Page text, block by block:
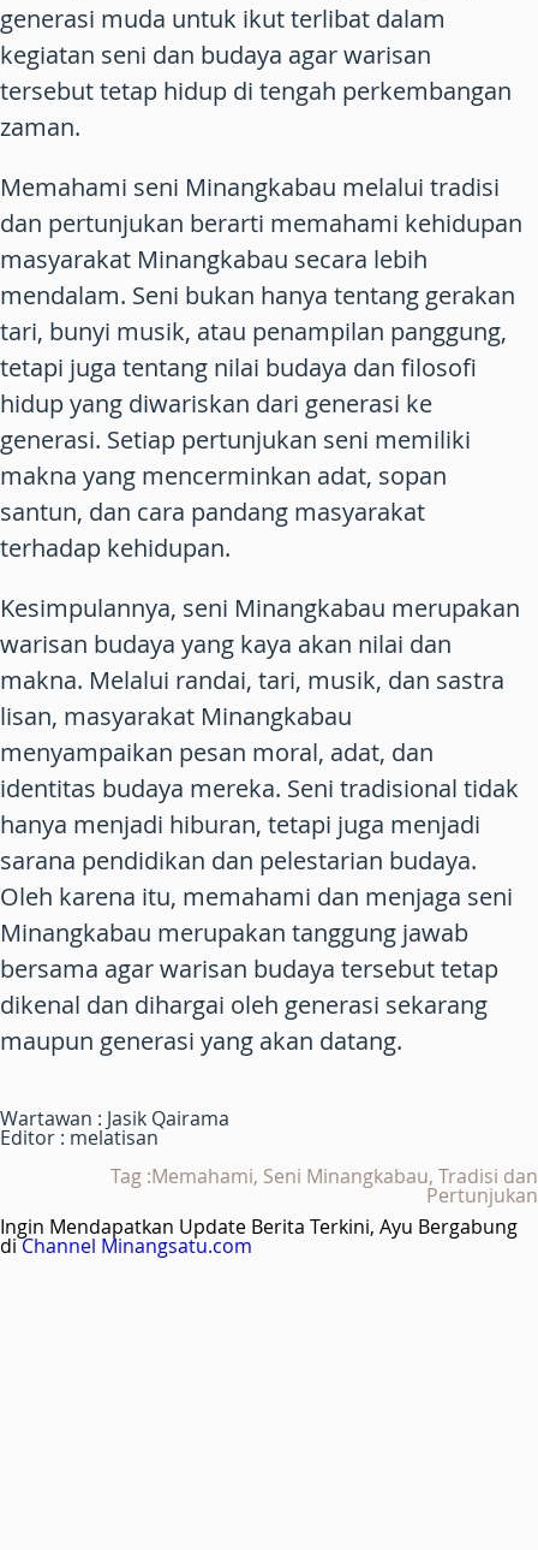
generasi muda untuk ikut terlibat dalam
kegiatan seni dan budaya agar warisan
tersebut tetap hidup di tengah perkembangan
zaman.
Memahami seni Minangkabau melalui tradisi
dan pertunjukan berarti memahami kehidupan
masyarakat Minangkabau secara lebih
mendalam. Seni bukan hanya tentang gerakan
tari, bunyi musik, atau penampilan panggung,
tetapi juga tentang nilai budaya dan filosofi
hidup yang diwariskan dari generasi ke
generasi. Setiap pertunjukan seni memiliki
makna yang mencerminkan adat, sopan
santun, dan cara pandang masyarakat
terhadap kehidupan.
Kesimpulannya, seni Minangkabau merupakan
warisan budaya yang kaya akan nilai dan
makna. Melalui randai, tari, musik, dan sastra
lisan, masyarakat Minangkabau
menyampaikan pesan moral, adat, dan
identitas budaya mereka. Seni tradisional tidak
hanya menjadi hiburan, tetapi juga menjadi
sarana pendidikan dan pelestarian budaya.
Oleh karena itu, memahami dan menjaga seni
Minangkabau merupakan tanggung jawab
bersama agar warisan budaya tersebut tetap
dikenal dan dihargai oleh generasi sekarang
maupun generasi yang akan datang.
Wartawan : Jasik Qairama
Editor : melatisan
Tag :Memahami, Seni Minangkabau, Tradisi dan
Pertunjukan
Ingin Mendapatkan Update Berita Terkini, Ayu Bergabung
diChannel Minangsatu.com